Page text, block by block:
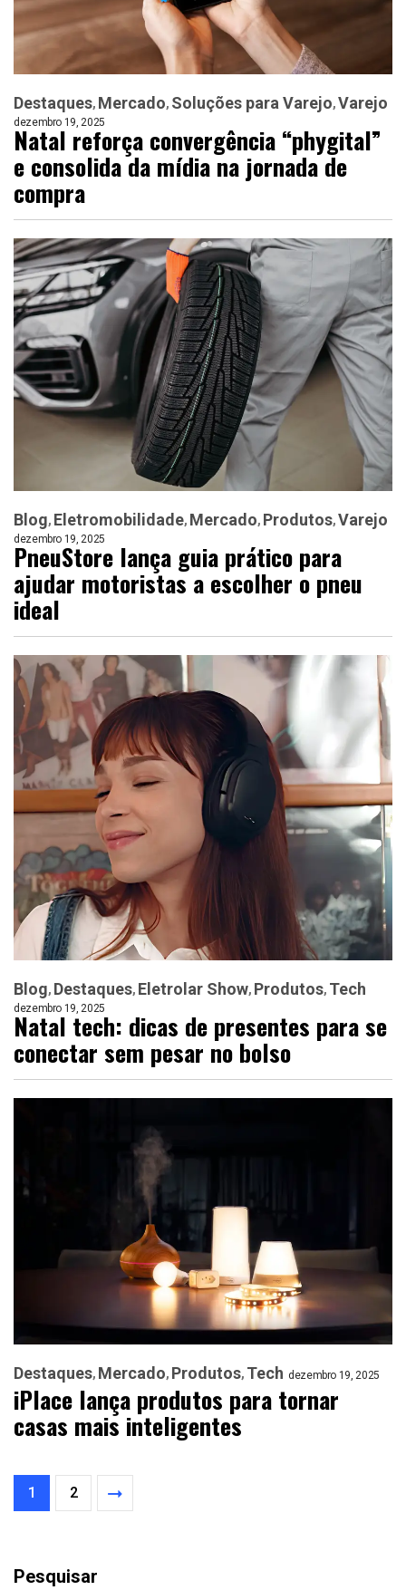
Destaques Mercado Soluções para Varejo Varejo
dezembro 19, 2025
Natal reforça convergência “phygital”
e consolida da mídia na jornada de
compra
Blog Eletromobilidade Mercado Produtos Varejo
dezembro 19, 2025
PneuStore lança guia prático para
ajudar motoristas a escolher o pneu
ideal
Blog Destaques Eletrolar Show Produtos Tech
dezembro 19, 2025
Natal tech: dicas de presentes para se
conectar sem pesar no bolso
Destaques Mercado Produtos Tech dezembro 19, 2025
iPlace lança produtos para tornar
casas mais inteligentes
1 2
Pesquisar